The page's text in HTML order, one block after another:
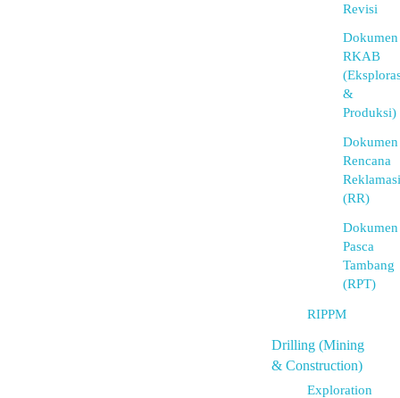
Revisi
Dokumen
RKAB
&
Produksi)
Dokumen
Rencana
Reklamasi
(RR)
Dokumen
Pasca
Tambang
(RPT)
RIPPM
Drilling (Mining
& Construction)
Exploration